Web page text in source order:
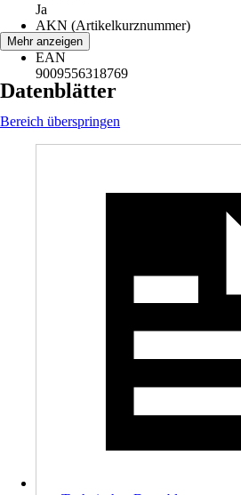
Ja
AKN (Artikelkurznummer)
62PS
EAN
9009556318769
Mehr anzeigen
Datenblätter
Bereich überspringen